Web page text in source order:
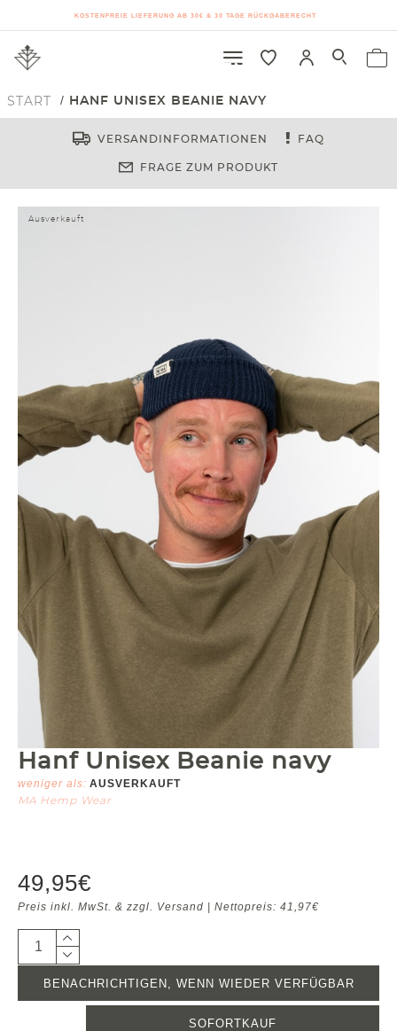
KOSTENFREIE LIEFERUNG AB 30€ & 30 TAGE RÜCKGABERECHT
START HANF UNISEX BEANIE NAVY
VERSANDINFORMATIONEN FAQ
FRAGE ZUM PRODUKT
Ausverkauft
Hanf Unisex Beanie navy
weniger als: AUSVERKAUFT
MA Hemp Wear
49,95€
Preis inkl. MwSt. & zzgl. Versand | Nettopreis: 41,97€
BENACHRICHTIGEN, WENN WIEDER VERFÜGBAR
SOFORTKAUF